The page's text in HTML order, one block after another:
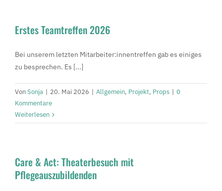
Erstes Teamtreffen 2026
Bei unserem letzten Mitarbeiter:innentreffen gab es einiges
zu besprechen. Es [...]
VonSonja | 20. Mai 2026 | Allgemein, Projekt, Props | 0
Kommentare
Weiterlesen
Care & Act: Theaterbesuch mit
Pflegeauszubildenden